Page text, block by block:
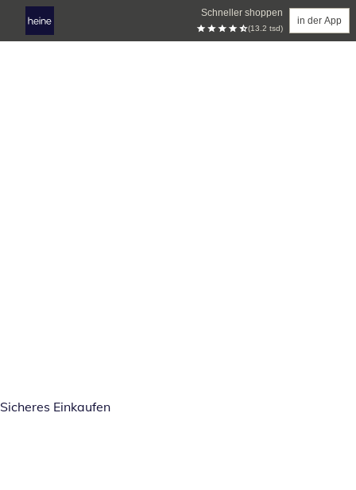
Schneller shoppen
(13.2 tsd)
in der App
Sicheres Einkaufen